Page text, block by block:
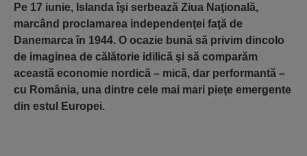
Pe 17 iunie, Islanda îşi serbează Ziua Naţională,
marcând proclamarea independenţei faţă de
Danemarca în 1944. O ocazie bună să privim dincolo
de imaginea de călătorie idilică şi să comparăm
această economie nordică – mică, dar performantă –
cu România, una dintre cele mai mari pieţe emergente
din estul Europei.